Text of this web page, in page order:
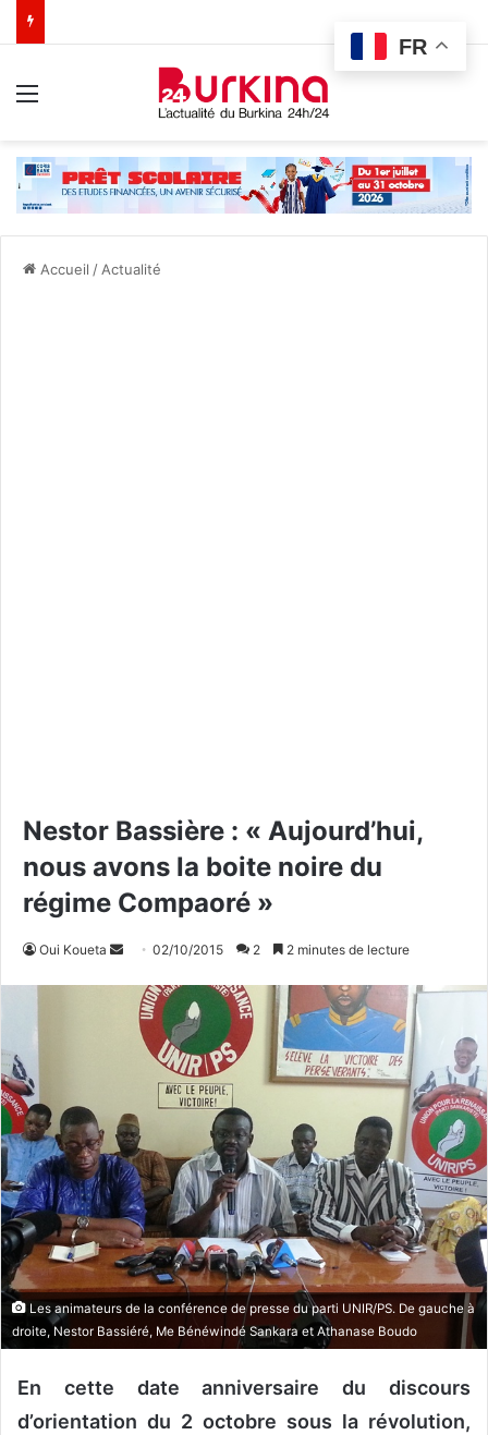
Accueil / Actualité
Nestor Bassière : « Aujourd’hui,
nous avons la boite noire du
régime Compaoré »
Oui Koueta
u
n
c
o
u
r
r
i
e
02/10/2015 2 2 minutes de lecture
Les animateurs de la conférence de presse du parti UNIR/PS. De gauche à
droite, Nestor Bassiéré, Me Bénéwindé Sankara et Athanase Boudo
En cette date anniversaire du discours
d’orientation du 2 octobre sous la révolution,
FR